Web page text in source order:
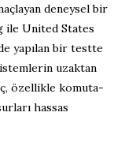
deneysel bir
ile United States
yapılan bir testte
uzaktan
özellikle komuta-
hassas